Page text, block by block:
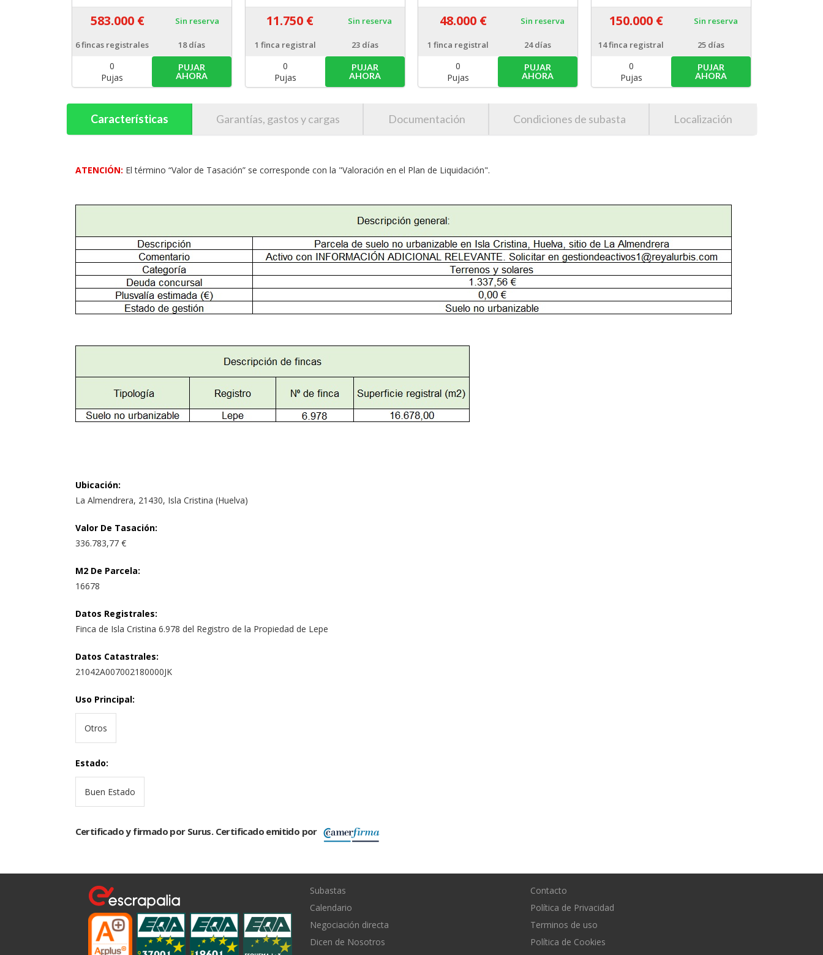
583.000 € Sin reserva
6fincas registrales 18 días
0
Pujas
PUJAR
AHORA
11.750 € Sin reserva
1 finca registral 23 días
0
Pujas
PUJAR
AHORA
48.000 € Sin reserva
1 finca registral 24 días
0
Pujas
PUJAR
AHORA
150.000 € Sin reserva
14finca registral 25 días
0
Pujas
PUJAR
AHORA
Características Garantías, gastos y cargas Documentación Condiciones de subasta Localización
ATENCIÓN: El término “Valor de Tasación” se corresponde con la "Valoración en el Plan de Liquidación".
Ubicación:
La Almendrera, 21430, Isla Cristina (Huelva)
Valor De Tasación:
336.783,77 €
M2 De Parcela:
16678
Datos Registrales:
Finca de Isla Cristina 6.978 del Registro de la Propiedad de Lepe
Datos Catastrales:
21042A007002180000JK
Uso Principal:
Otros
Estado:
Buen Estado
Certificado y firmado por Surus. Certificado emitido por
Subastas
Calendario
Negociación directa
Dicen de Nosotros
Contacto
Política de Privacidad
Terminos de uso
Política de Cookies